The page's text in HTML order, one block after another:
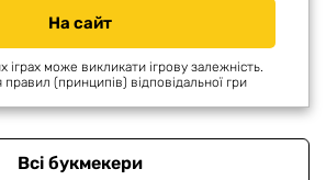
На сайт
іграх може викликати ігрову залежність.
(принципів) відповідальної гри
Всі букмекери